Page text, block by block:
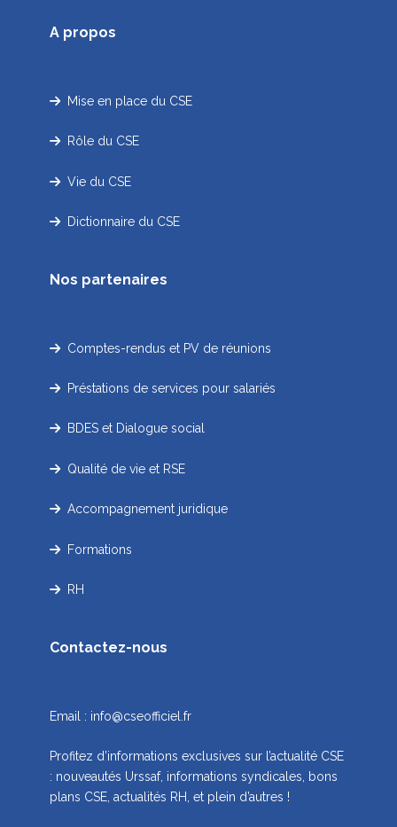
A propos
Mise en place du CSE
Rôle du CSE
Vie du CSE
Dictionnaire du CSE
Nos partenaires
Comptes-rendus et PV de réunions
Préstations de services pour salariés
BDES et Dialogue social
Qualité de vie et RSE
Accompagnement juridique
Formations
RH
Contactez-nous
Email : info@cseofficiel.fr
Profitez d’informations exclusives sur l’actualité CSE
: nouveautés Urssaf, informations syndicales, bons
plans CSE, actualités RH, et plein d’autres !